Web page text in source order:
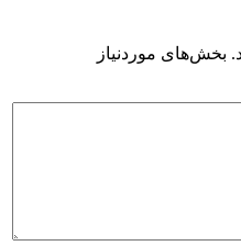
بخش‌های موردنیاز